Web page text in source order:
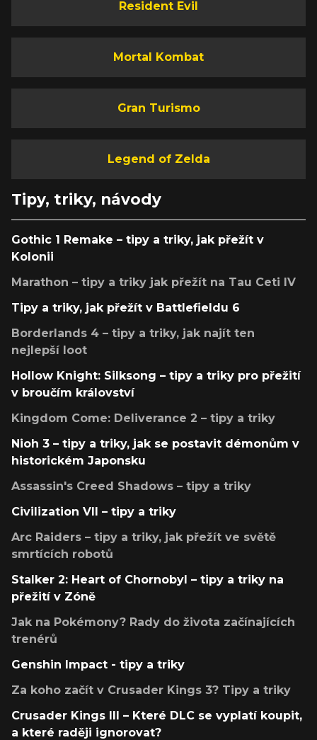
Resident Evil
Mortal Kombat
Gran Turismo
Legend of Zelda
Tipy, triky, návody
Gothic 1 Remake – tipy a triky, jak přežít v
Kolonii
Marathon – tipy a triky jak přežít na Tau Ceti IV
Tipy a triky, jak přežít v Battlefieldu 6
Borderlands 4 – tipy a triky, jak najít ten
nejlepší loot
Hollow Knight: Silksong – tipy a triky pro přežití
v broučím království
Kingdom Come: Deliverance 2 – tipy a triky
Nioh 3 – tipy a triky, jak se postavit démonům v
historickém Japonsku
Assassin's Creed Shadows – tipy a triky
Civilization VII – tipy a triky
Arc Raiders – tipy a triky, jak přežít ve světě
smrtících robotů
Stalker 2: Heart of Chornobyl – tipy a triky na
přežití v Zóně
Jak na Pokémony? Rady do života začínajících
trenérů
Genshin Impact - tipy a triky
Za koho začít v Crusader Kings 3? Tipy a triky
Crusader Kings III – Které DLC se vyplatí koupit,
a které raději ignorovat?